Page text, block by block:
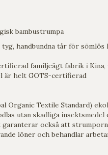
bambustrumpa
handbundna tår för sömlös
familjeägt fabrik i
är helt GOTS-certifierad
Organic Textile Standard)
utan skadliga insektsmedel
garanterar också att
löner och behandlar